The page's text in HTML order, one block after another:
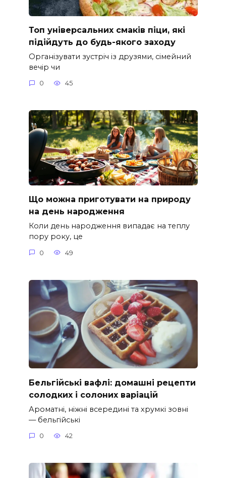
Топ універсальних смаків піци, які
підійдуть до будь-якого заходу
Організувати зустріч із друзями, сімейний
вечір чи
0 45
Що можна приготувати на природу
на день народження
Коли день народження випадає на теплу
пору року, це
0 49
Бельгійські вафлі: домашні рецепти
солодких і солоних варіацій
Ароматні, ніжні всередині та хрумкі зовні
— бельгійські
0 42